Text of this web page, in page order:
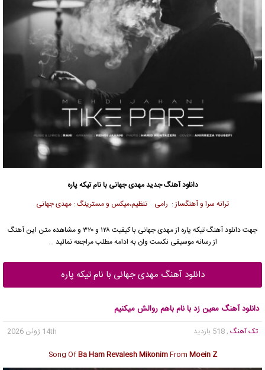
دانلود آهنگ جدیدمهدی جهانی با نام تیکه پاره
ترانه سرا و آهنگساز : رامی تنظیم،میکس و مسترینگ : مهدی جهانی
جهت دانلود آهنگ تیکه پاره ازمهدی جهانی
با کیفیت ۱۲۸ و ۳۲۰ و مشاهده متن این آهنگ
از رسانه موسیقی نکست وان به ادامه مطلب مراجعه نمائید …
دانلود آهنگ مهدی جهانی با نام تیکه پاره
دانلود آهنگ معین زد با نام باهم روالش میکنیم
تک آهنگ , 518 بازدید
14th ژوئن 2026
Song OfBa Ham Revalesh MikonimFrom Moein Z